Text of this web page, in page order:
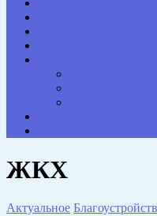
ЖКХ
Актуальное